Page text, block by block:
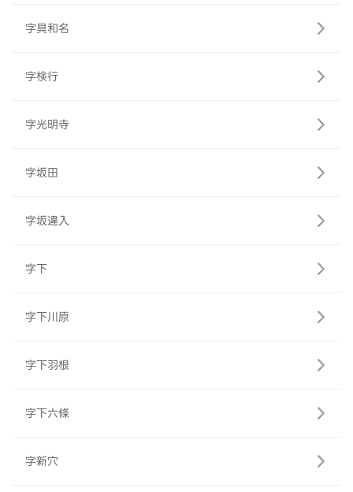
字具和名
字検行
字光明寺
字坂田
字坂違入
字下
字下川原
字下羽根
字下六條
字新穴